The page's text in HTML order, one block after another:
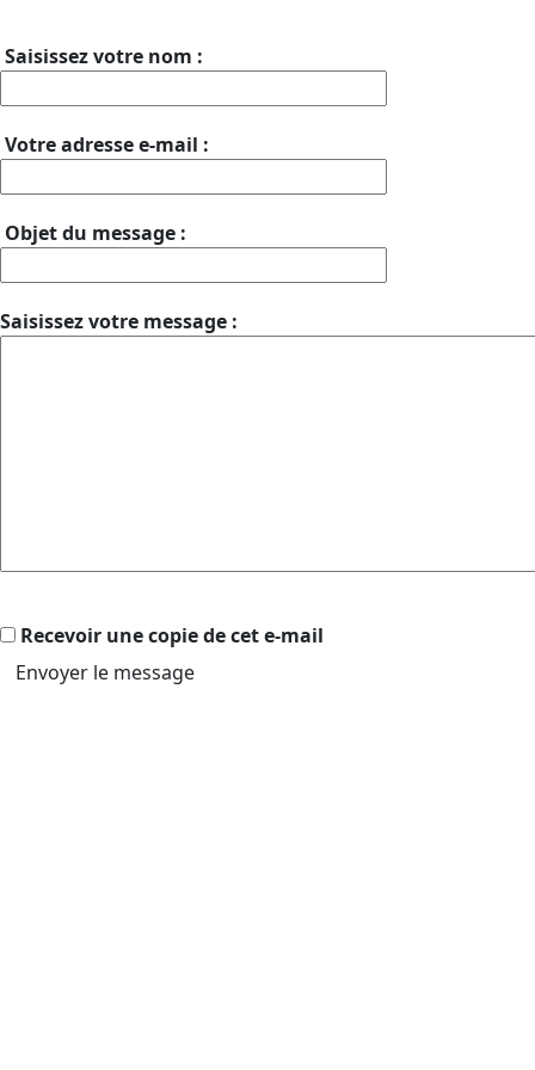
Saisissez votre nom :
Votre adresse e-mail :
Objet du message :
Saisissez votre message :
Recevoir une copie de cet e-mail
Envoyer le message